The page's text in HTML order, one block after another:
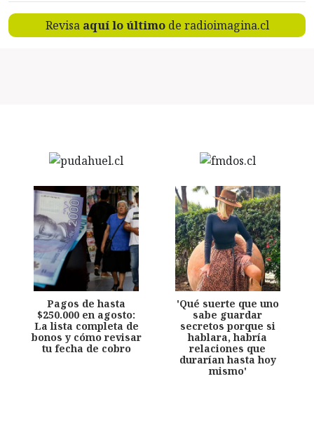
Revisa aquí lo últimode radioimagina.cl
Pagos de hasta
$250.000 en agosto:
La lista completa de
bonos y cómo revisar
tu fecha de cobro
'Qué suerte que uno
sabe guardar
secretos porque si
hablara, habría
relaciones que
durarían hasta hoy
mismo'